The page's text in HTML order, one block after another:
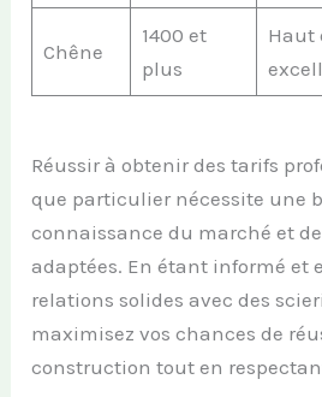
Chêne
1400 et
plus
Haut
Réussir à obtenir des tarifs
que particulier nécessite une
connaissance du marché et
adaptées. En étant informé et
relations solides avec des
maximisez vos chances de
construction tout en